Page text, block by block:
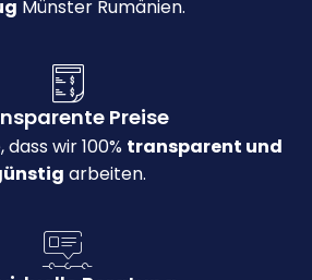
Münster Rumänien.
Preise
dass wir 100% transparent und
arbeiten.